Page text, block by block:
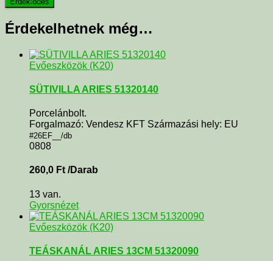
Érdekelhetnek még…
Evőeszközök (K20)
SÜTIVILLA ARIES 51320140
Porcelánbolt.
Forgalmazó: Vendesz KFT Származási hely: EU
#26EF__/db
0808
260,0 Ft /Darab
13 van.
Gyorsnézet
Evőeszközök (K20)
TEÁSKANÁL ARIES 13CM 51320090